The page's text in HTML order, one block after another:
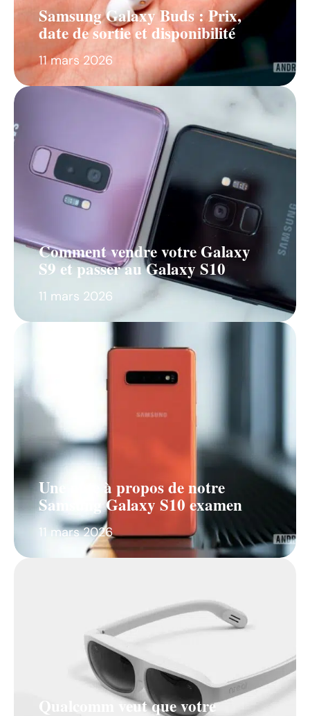
Samsung Galaxy Buds : Prix,
date de sortie et disponibilité
11 mars 2026
Comment vendre votre Galaxy
S9 et passer au Galaxy S10
11 mars 2026
Une note à propos de notre
Samsung Galaxy S10 examen
11 mars 2026
Qualcomm veut que votre